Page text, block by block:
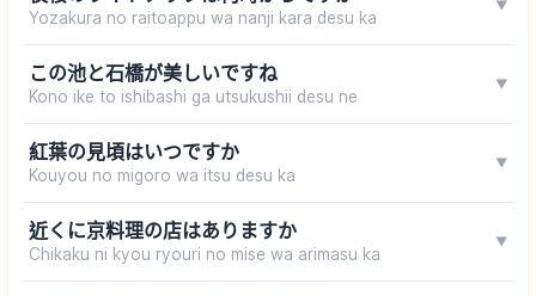
Yozakura no raitoappu wa nanji kara desu ka
▼
この池と石橋が美しいですね
Kono ike to ishibashi ga utsukushii desu ne
▼
紅葉の見頃はいつですか
Kouyou no migoro wa itsu desu ka
▼
近くに京料理の店はありますか
Chikaku ni kyou ryouri no mise wa arimasu ka
▼